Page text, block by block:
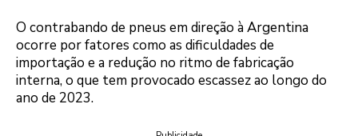
O contrabando de pneus em direção à Argentina
ocorre por fatores como as dificuldades de
importação e a redução no ritmo de fabricação
interna, o que tem provocado escassez ao longo do
ano de 2023.